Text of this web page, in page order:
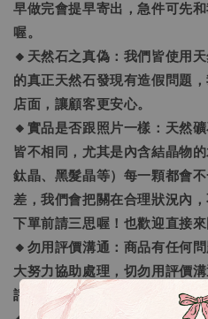
早做完會提早寄出，急件可先
喔。
🔸天然石之真偽：我們皆使用
的真正天然石發現有造假問題
店面，讓顧客更安心。
🔸實品是否跟照片一樣：天然
皆不相同，尤其是內含結晶物
鈦晶、黑髮晶等）每一顆都會
差，我們會把關在合理狀況內
下單前請三思喔！也歡迎直接來
🔸勿用評價溝通：商品有任何
大努力協助處理，切勿用評價
評價回覆，可以接受再下單喔。